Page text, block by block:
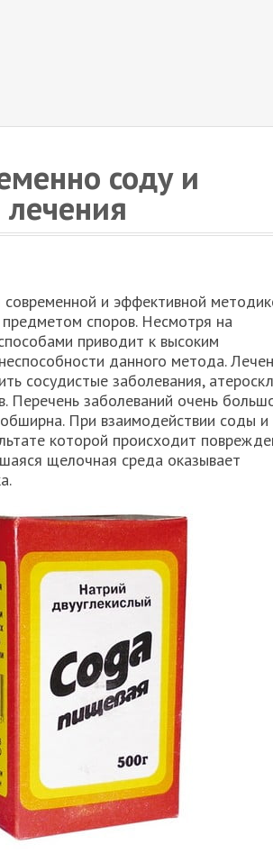
соду и
и эффективной
споров. Несмотря на
приводит к высоким
данного метода.
сосудистые заболевания,
Перечень заболеваний очень
При взаимодействии соды и
которой происходит
щелочная среда оказывает